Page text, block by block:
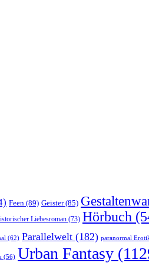
Feen (89) Geister(85)
Liebesroman (73) Hörbuch
(62) Parallelwelt (182) paranormal
(56) Urban Fantasy